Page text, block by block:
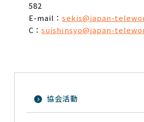
582
E-mail：sekis@japan-
C：suishinsyo@japan-
協会活動